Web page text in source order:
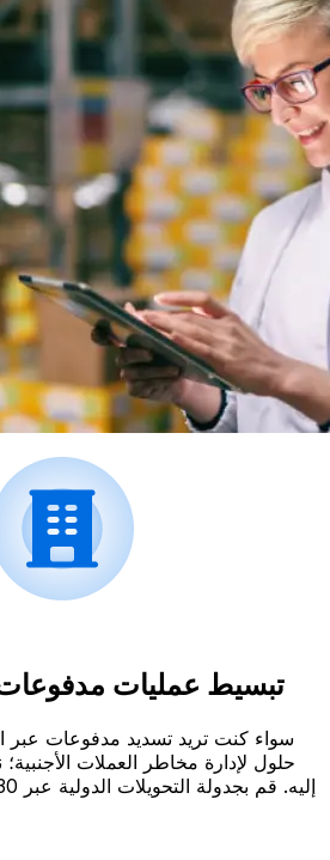
تبسيط عمليات مدفوعات
سواء كنت تريد تسديد مدفوعات عبر
حلول لإدارة مخاطر العملات